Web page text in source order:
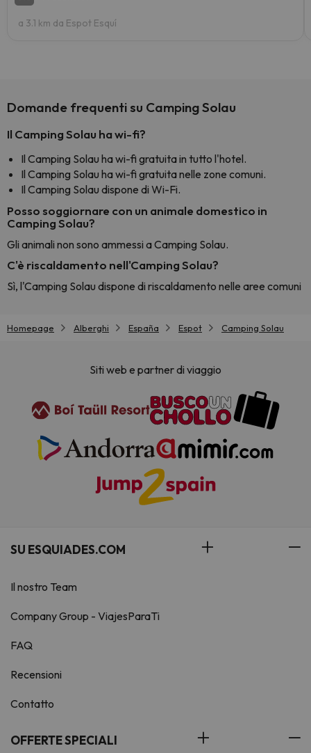
a 3.1 km da Espot Esquí
Domande frequenti su Camping Solau
Il Camping Solau ha wi-fi?
Il Camping Solau ha wi-fi gratuita in tutto l'hotel.
Il Camping Solau ha wi-fi gratuita nelle zone comuni.
Il Camping Solau dispone di Wi-Fi.
Posso soggiornare con un animale domestico in
Camping Solau?
Gli animali non sono ammessi a Camping Solau.
C'è riscaldamento nell'Camping Solau?
Sì, l'Camping Solau dispone di riscaldamento nelle aree comuni
Homepage Alberghi España Espot Camping Solau
Siti web e partner di viaggio
SU ESQUIADES.COM
Il nostro Team
Company Group - ViajesParaTi
FAQ
Recensioni
Contatto
OFFERTE SPECIALI